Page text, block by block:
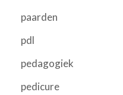
paarden
pdl
pedagogiek
pedicure